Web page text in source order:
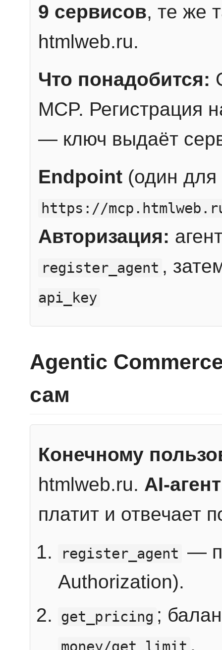
9 сервисов, те же
htmlweb.ru.
Что понадобится:
MCP. Регистрация
— ключ выдаёт
Endpoint (один для
https://
Авторизация:
register_agent ,
api_key
Agentic
сам
Конечному
htmlweb.ru. AI-агент
платит и отвечает
register_agent —
Authorization).
get_pricing ;
.